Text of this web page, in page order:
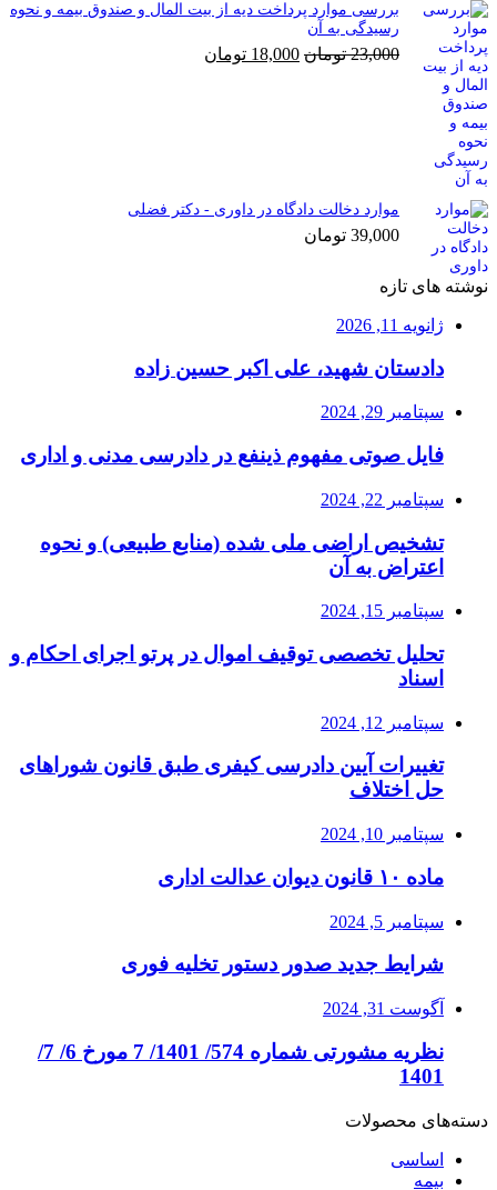
بررسی موارد پرداخت دیه از بیت المال و صندوق بیمه و نحوه
رسیدگی به آن
23,000 تومان قیمت
18,000 تومان
موارد دخالت دادگاه در داوری - دکتر فضلی
39,000 تومان
نوشته های تازه
ژانویه 11, 2026
دادستان شهید، علی اکبر حسین زاده
سپتامبر 29, 2024
فایل صوتی مفهوم ذینفع در دادرسی مدنی و اداری
سپتامبر 22, 2024
تشخیص اراضی ملی شده (منابع طبیعی) و نحوه
اعتراض به آن
سپتامبر 15, 2024
تحلیل تخصصی توقیف اموال در پرتو اجرای احکام و
اسناد
سپتامبر 12, 2024
تغییرات آیین دادرسی کیفری طبق قانون شوراهای
حل اختلاف
سپتامبر 10, 2024
ماده ۱۰ قانون دیوان عدالت اداری
سپتامبر 5, 2024
شرایط جدید صدور دستور تخلیه فوری
آگوست 31, 2024
نظریه مشورتی شماره 574/ 1401/ 7 مورخ 6/ 7/
1401
دسته‌های محصولات
اساسی
بیمه